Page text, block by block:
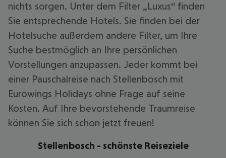
nichts sorgen. Unter dem Filter „Luxus“ finden
Sie entsprechende Hotels. Sie finden bei der
Hotelsuche außerdem andere Filter, um Ihre
Suche bestmöglich an Ihre persönlichen
Vorstellungen anzupassen. Jeder kommt bei
einer Pauschalreise nach Stellenbosch mit
Eurowings Holidays ohne Frage auf seine
Kosten. Auf Ihre bevorstehende Traumreise
können Sie sich schon jetzt freuen!
Stellenbosch - schönste Reiseziele